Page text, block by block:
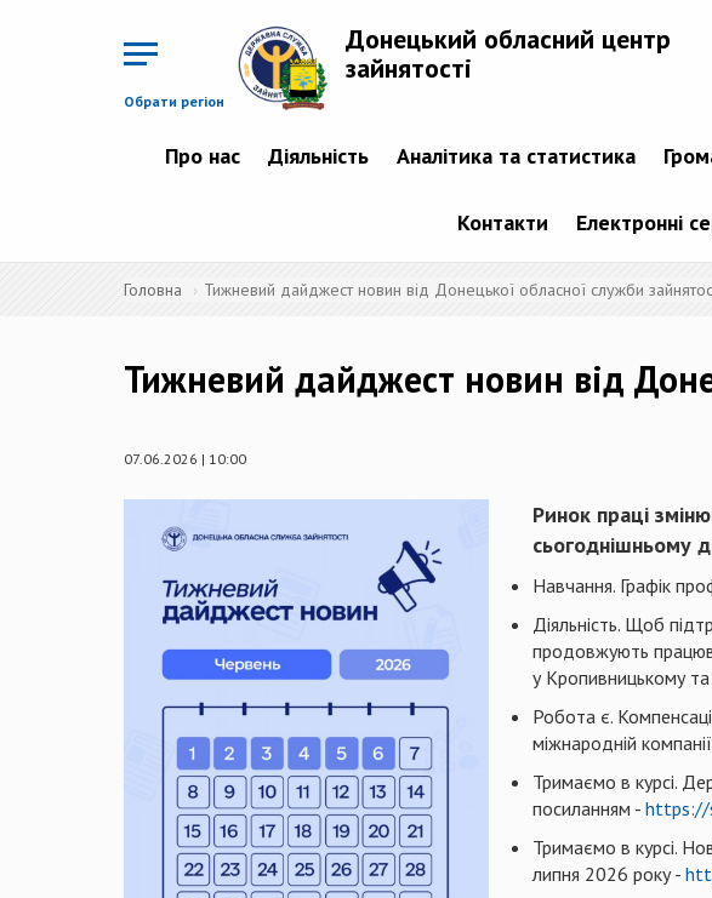
Обрати регіон
Донецький обласний центр
зайнятості
Про нас Діяльність Аналітика та статистика
Контакти Електронні
Головна Тижневий дайджест новин від Донецької обласної служби
Тижневий дайджест новин від
07.06.2026 | 10:00
Ринок праці
сьогоднішньому
Навчання. Графік
Діяльність. Щоб
продовжують
у Кропивницькому
Робота є.
міжнародній
Тримаємо в курсі.
посиланням - https://
Тримаємо в курсі.
липня 2026 року -